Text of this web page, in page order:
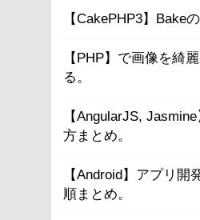
【CakePHP3】Bakeの
【PHP】で画像を綺
る。
【AngularJS,
方まとめ。
【Android】アプリ開
順まとめ。